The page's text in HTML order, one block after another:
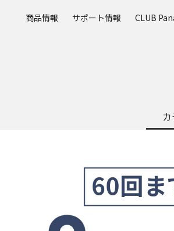
商品情報 サポート情報 CLUB